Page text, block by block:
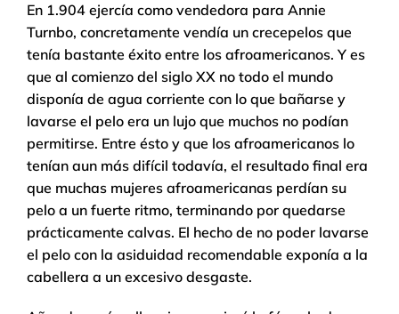
En 1.904 ejercía como vendedora para Annie
Turnbo, concretamente vendía un crecepelos que
tenía bastante éxito entre los afroamericanos. Y es
que al comienzo del siglo XX no todo el mundo
disponía de agua corriente con lo que bañarse y
lavarse el pelo era un lujo que muchos no podían
permitirse. Entre ésto y que los afroamericanos lo
tenían aun más difícil todavía, el resultado final era
que muchas mujeres afroamericanas perdían su
pelo a un fuerte ritmo, terminando por quedarse
prácticamente calvas. El hecho de no poder lavarse
el pelo con la asiduidad recomendable exponía a la
cabellera a un excesivo desgaste.